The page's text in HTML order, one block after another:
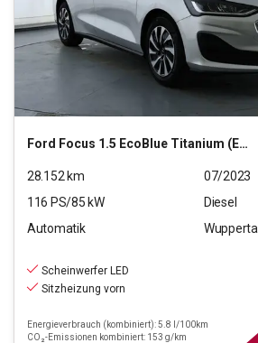
Ford Focus 1.5 EcoBlue Titanium (EURO 6d)
28.152 km
07/2023
116 PS/85 kW
Diesel
Automatik
Wuppertal
Scheinwerfer LED
Sitzheizung vorn
Energieverbrauch (kombiniert): 5.8 l/100km
CO₂-Emissionen kombiniert: 153 g/km